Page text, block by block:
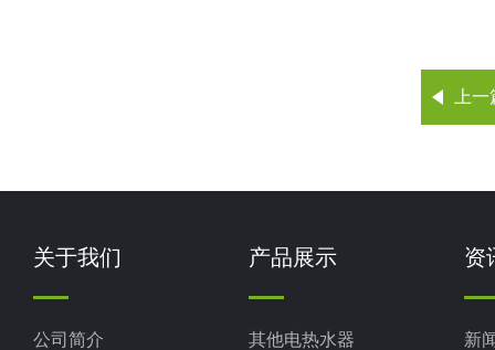
上
关于我们
公司简介
产品展示
其他电热水器
资
新